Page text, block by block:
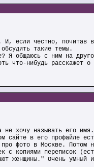
если честно, почитав
такие темы.
Я общаюсь с ним на
что-нибудь расскажет о
хочу называть его
сайте в его профайле
фото в Москве. Потом
с копиями
женщины." Очень умный